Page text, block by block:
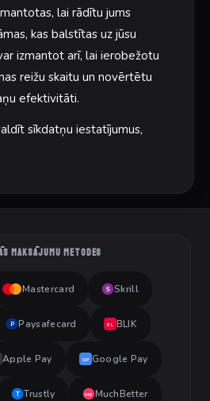
lai rādītu jums
kas balstītas uz jūsu
izmantot arī, lai ierobežotu
reižu skaitu un novērtētu
efektivitāti.
sīkdatņu iestatījumus,
MAKSĀJUMU METODES
Mastercard S Skrill
P Paysafecard BL BLIK
Apple Pay GP Google Pay
T Trustly MB MuchBetter